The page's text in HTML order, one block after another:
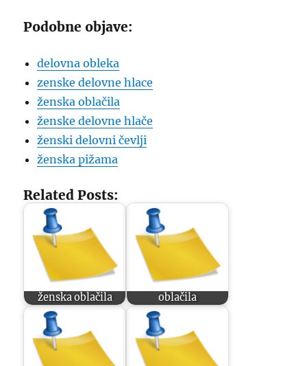
Podobne objave:
delovna obleka
zenske delovne hlace
ženska oblačila
ženske delovne hlače
ženski delovni čevlji
ženska pižama
Related Posts:
ženska oblačila oblačila